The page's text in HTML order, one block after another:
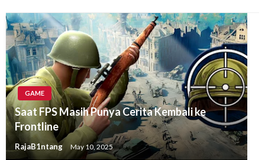
GAME
Saat FPS Masih Punya Cerita Kembali ke
Frontline
RajaB1ntang May 10, 2025